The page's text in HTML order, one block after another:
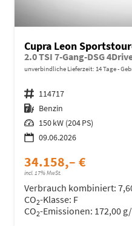
Cupra Leon
2.0 TSI 7-Gang-DSG
unverbindliche Lieferzeit: 14 Tage
Fahrzeugnr. 114717
Kraftstoff Benzin
Leistung 150 kW (204 PS)
09.06.2026
34.158,– €
incl. 17% MwSt.
Verbrauch kombiniert:
CO2-Klasse: F
CO2-Emissionen: 172,00